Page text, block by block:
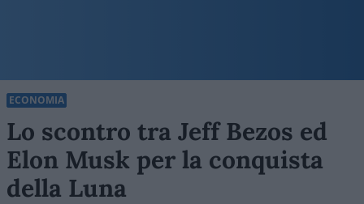
ECONOMIA
Lo scontro tra Jeff Bezos ed
Elon Musk per la conquista
della Luna